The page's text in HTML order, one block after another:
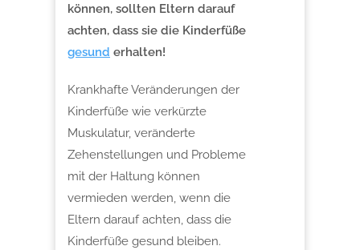
können, sollten Eltern darauf
achten, dass sie die Kinderfüße
gesund erhalten!
Krankhafte Veränderungen der
Kinderfüße wie verkürzte
Muskulatur, veränderte
Zehenstellungen und Probleme
mit der Haltung können
vermieden werden, wenn die
Eltern darauf achten, dass die
Kinderfüße gesund bleiben.